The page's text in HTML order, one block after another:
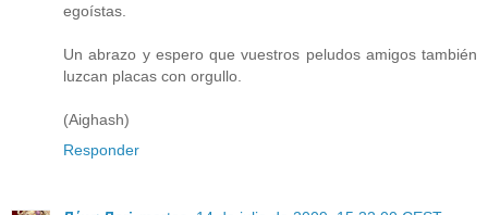
egoístas.
Un abrazo y espero que vuestros peludos amigos también
luzcan placas con orgullo.
(Aighash)
Responder